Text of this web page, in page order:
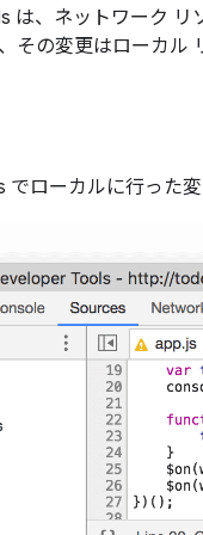
は、ネットワーク リ
その変更はローカル
ローカルに行った変